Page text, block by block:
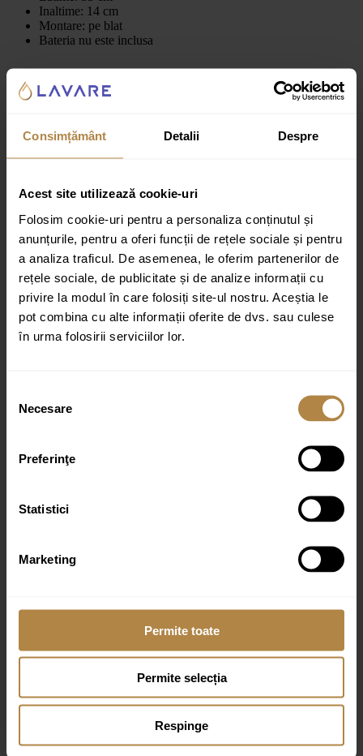
Consimțământ Detalii Despre
Acest site utilizează cookie-uri
Folosim cookie-uri pentru a personaliza conținutul și
anunțurile, pentru a oferi funcții de rețele sociale și pentru
a analiza traficul. De asemenea, le oferim partenerilor de
rețele sociale, de publicitate și de analize informații cu
privire la modul în care folosiți site-ul nostru. Aceștia le
pot combina cu alte informații oferite de dvs. sau culese
în urma folosirii serviciilor lor.
consimțământului
Necesare
Preferinţe
Statistici
Marketing
Permite toate
Permite selecția
Respinge
Inaltime: 14 cm
Montare: pe blat
Bateria nu este inclusa
Culoare:Alb
Fii primul care scrii o recenzie pentru „Lavoar pe blat Rune Edda
40.5 cm”
Adresa ta de email nu va fi publicată. Câmpurile obligatorii sunt
marcate cu*
Evaluarea ta
Email*